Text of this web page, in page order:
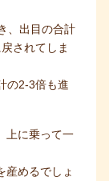
、出目の合計
されてしま
の2-3倍も進
上に乗って一
産めるでしょ